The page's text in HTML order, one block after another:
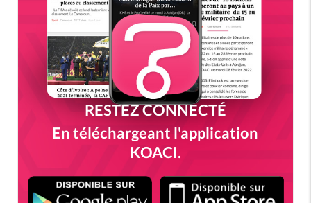
RESTEZ CONNECTÉ
En téléchargeant l'application
KOACI.